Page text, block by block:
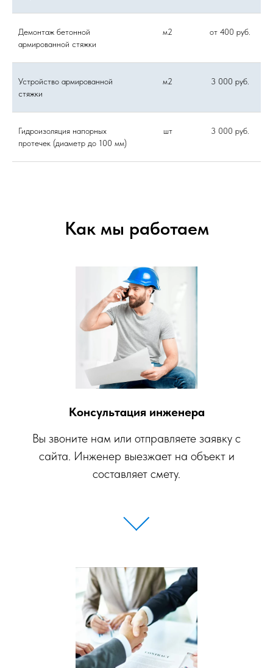
Демонтаж бетонной
армированной стяжки
м2 от 400 руб.
Устройство армированной
стяжки
м2 3 000 руб.
Гидроизоляция напорных
протечек (диаметр до 100 мм)
шт 3 000 руб.
Как мы работаем
Консультация инженера
Вы звоните нам или отправляете заявку с
сайта. Инженер выезжает на объект и
составляет смету.